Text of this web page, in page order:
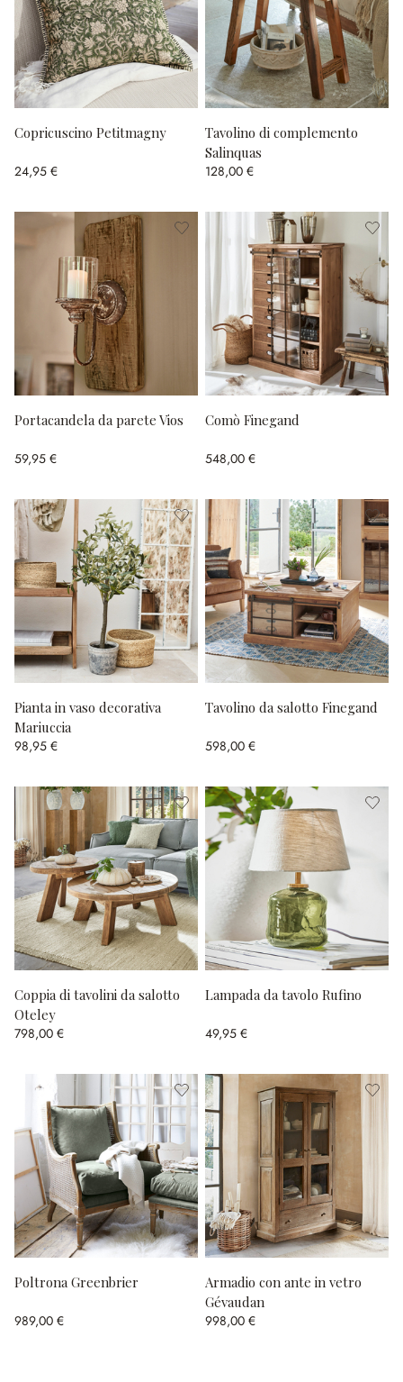
Copricuscino Petitmagny
24,95 €
Tavolino di complemento
Salinquas
128,00 €
Portacandela da parete Vios
59,95 €
Comò Finegand
548,00 €
Pianta in vaso decorativa
Mariuccia
98,95 €
Tavolino da salotto Finegand
598,00 €
Coppia di tavolini da salotto
Oteley
798,00 €
Lampada da tavolo Rufino
49,95 €
Poltrona Greenbrier
989,00 €
Armadio con ante in vetro
Gévaudan
998,00 €